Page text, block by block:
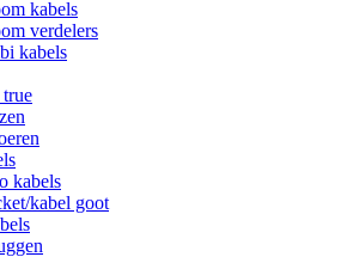
kabels
verdelers
kabels
kabels
kabel goot